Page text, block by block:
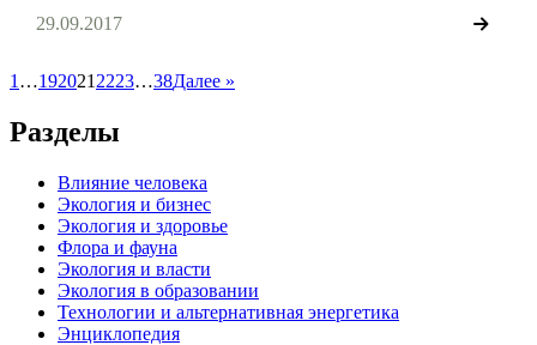
реки Волгуши и Парамоновский овраг. Также власти решили
придать охранный статус Дубовицкому лесу и для Попова
29.09.2017
1 …192021 2223…38Далее »
Разделы
Влияние человека
Экология и бизнес
Экология и здоровье
Флора и фауна
Экология и власти
Экология в образовании
Технологии и альтернативная энергетика
Энциклопедия